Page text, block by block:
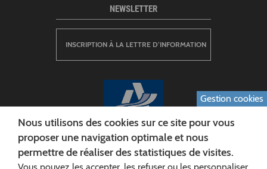
CONSEIL DÉPARTEMENTAL DE L'AISNE
NEWSLETTER
INSCRIPTION À LA LETTRE D’INFORMATION
Gestion cookies
Nous utilisons des cookies sur ce site pour vous
proposer une navigation optimale et nous
permettre de réaliser des statistiques de visites.